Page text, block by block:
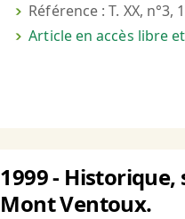
Référence : T. XX, n°3,
Article en accès libre
1999 -
Mont Ventoux.